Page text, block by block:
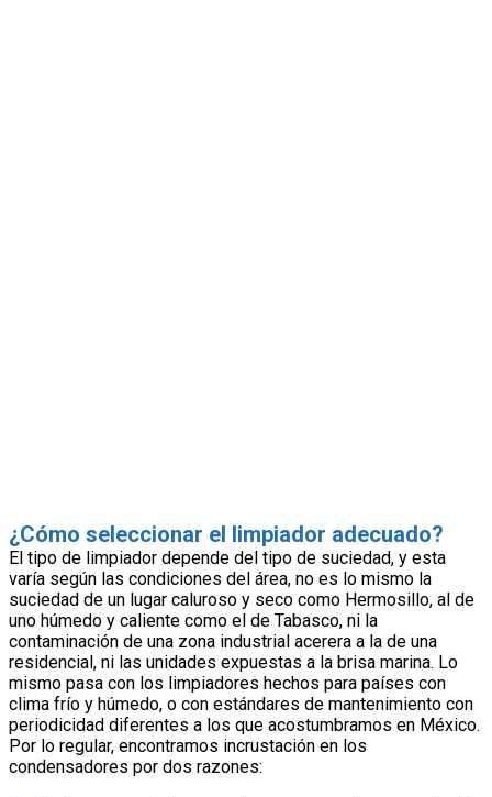
¿Cómo seleccionar el limpiador adecuado?
El tipo de limpiador depende del tipo de suciedad, y esta
varía según las condiciones del área, no es lo mismo la
suciedad de un lugar caluroso y seco como Hermosillo, al de
uno húmedo y caliente como el de Tabasco, ni la
contaminación de una zona industrial acerera a la de una
residencial, ni las unidades expuestas a la brisa marina. Lo
mismo pasa con los limpiadores hechos para países con
clima frío y húmedo, o con estándares de mantenimiento con
periodicidad diferentes a los que acostumbramos en México.
Por lo regular, encontramos incrustación en los
condensadores por dos razones: